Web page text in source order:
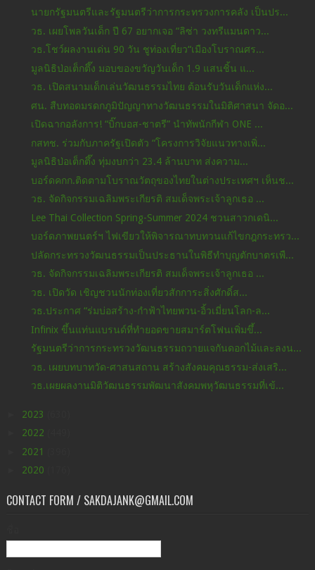
นายกรัฐมนตรีและรัฐมนตรีว่าการกระทรวงการคลัง เป็นปร...
วธ. เผยโพลวันเด็ก ปี 67 อยากเจอ “ลิซ่า วงทรีแมนดาว...
วธ.โชว์ผลงานเด่น 90 วัน ชูท่องเที่ยว“เมืองโบราณศร...
มูลนิธิป่อเต็กตึ๊ง มอบของขวัญวันเด็ก 1.9 แสนชิ้น แ...
วธ. เปิดสนามเด็กเล่นวัฒนธรรมไทย ต้อนรับวันเด็กแห่ง...
ศน. สืบทอดมรดกภูมิปัญญาทางวัฒนธรรมในมิติศาสนา จัดอ...
เปิดฉากอลังการ! “บิ๊กบอส-ชาตรี” นำทัพนักกีฬา ONE ...
กสทช. ร่วมกับภาครัฐเปิดตัว “โครงการวิจัยแนวทางเพิ่...
มูลนิธิป่อเต็กตึ๊ง ทุ่มงบกว่า 23.4 ล้านบาท ส่งความ...
บอร์ดคกก.ติดตามโบราณวัตถุของไทยในต่างประเทศฯ เห็นช...
วธ. จัดกิจกรรมเฉลิมพระเกียรติ สมเด็จพระเจ้าลูกเธอ ...
Lee Thai Collection Spring-Summer 2024 ชวนสาวกเดนิ...
บอร์ดภาพยนตร์ฯ ไฟเขียวให้พิจารณาทบทวนแก้ไขกฎกระทรว...
ปลัดกระทรวงวัฒนธรรมเป็นประธานในพิธีทำบุญตักบาตรเพื...
วธ. จัดกิจกรรมเฉลิมพระเกียรติ สมเด็จพระเจ้าลูกเธอ ...
วธ. เปิดวัด เชิญชวนนักท่องเที่ยวสักการะสิ่งศักดิ์ส...
วธ.ประกาศ “ร่มบ่อสร้าง-กำฟ้าไทยพวน-อิ้วเมี่ยนโลก-ล...
Infinix ขึ้นแท่นแบรนด์ที่ทำยอดขายสมาร์ตโฟนเพิ่มขึ้...
รัฐมนตรีว่าการกระทรวงวัฒนธรรมถวายแจกันดอกไม้และลงน...
วธ. เผยบทบาทวัด-ศาสนสถาน สร้างสังคมคุณธรรม-ส่งเสริ...
วธ.เผยผลงานมิติวัฒนธรรมพัฒนาสังคมพหุวัฒนธรรมที่เข้...
2023
2022
2021
2020
CONTACT FORM / SAKDAJANK@GMAIL.COM